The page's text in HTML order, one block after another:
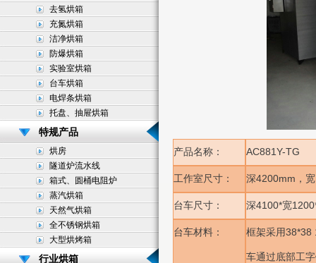
去氢烘箱
充氮烘箱
洁净烘箱
防爆烘箱
实验室烘箱
台车烘箱
电焊条烘箱
托盘、抽屉烘箱
特规产品
烘房
隧道炉流水线
箱式、圆桶电阻炉
蒸汽烘箱
天然气烘箱
全不锈钢烘箱
大型烘烤箱
行业烘箱
产品名称： AC881Y-TG
工作室尺寸： 深4200mm ，宽
台车尺寸： 深4100*宽
台车材料： 框架采用38*38
车通过底部工